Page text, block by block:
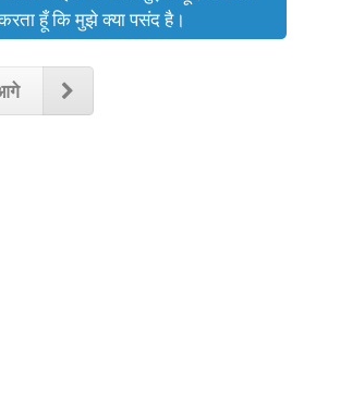
हूँ कि मुझे क्या पसंद है।